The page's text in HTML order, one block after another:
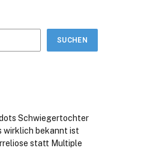
SUCHEN
Schwiegertochter
wirklich bekannt ist
statt Multiple